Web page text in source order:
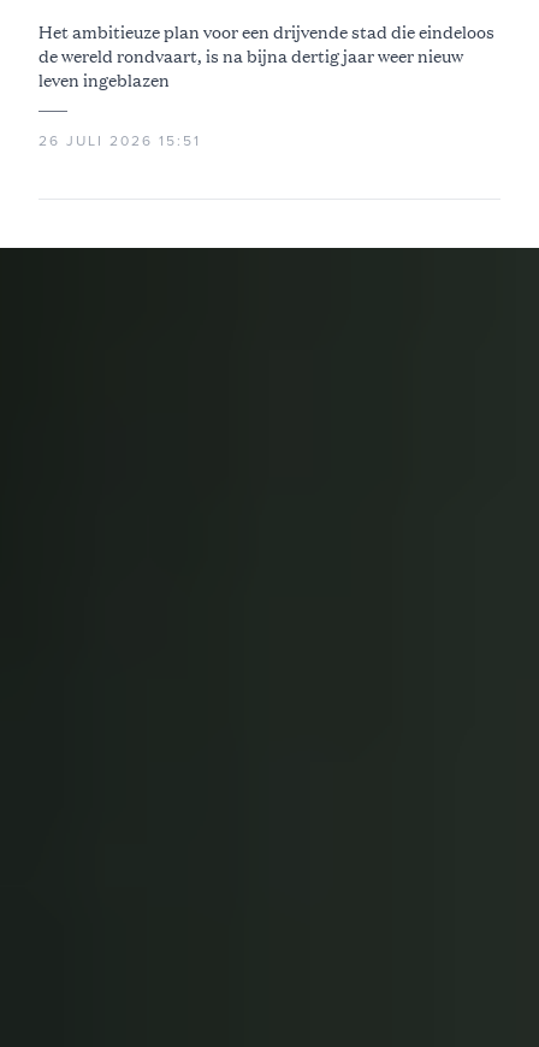
Het ambitieuze plan voor een drijvende stad die eindeloos
de wereld rondvaart, is na bijna dertig jaar weer nieuw
leven ingeblazen
26 JULI 2026 15:51